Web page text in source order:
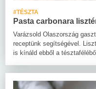
#TÉSZTA
Pasta carbonara
Varázsold Olaszország
receptünk segítségével.
is kínáld ebből a